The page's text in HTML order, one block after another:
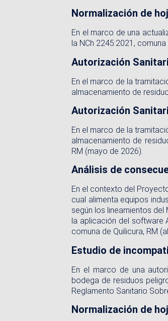
Normalización de
En el marco de una
la NCh 2245:2021,
Autorización
En el marco de la
almacenamiento de
Autorización
En el marco de la
almacenamiento de
RM (mayo de 2026).
Análisis de
En el contexto del
cual alimenta equipos
según los lineamientos
la aplicación del software
comuna de Quilicura, RM
Estudio de
En el marco de una
bodega de residuos
Reglamento Sanitario
Normalización de